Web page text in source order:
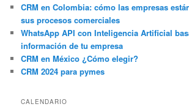
CRM en Colombia: cómo las empresas
sus procesos comerciales
WhatsApp API con Inteligencia Artificial
información de tu empresa
CRM en México ¿Cómo elegir?
CRM 2024 para pymes
CALENDARIO